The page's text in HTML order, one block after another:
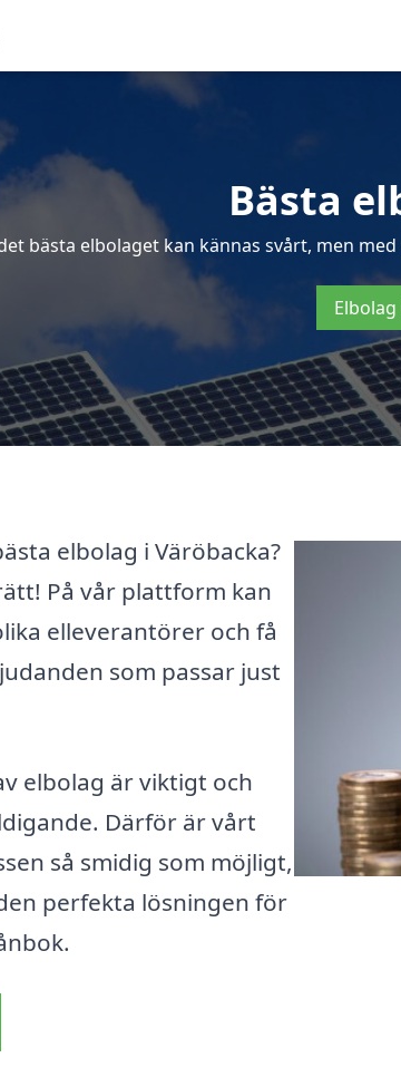
Bästa
bästa elbolaget kan kännas svårt, men
elbolag i Väröbacka?
På vår plattform kan
elleverantörer och få
som passar just
elbolag är viktigt och
Därför är vårt
så smidig som möjligt,
perfekta lösningen för